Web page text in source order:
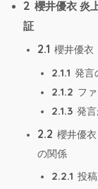
2 櫻井優衣 炎
証
2.1 櫻井優衣
2.1.1 発言
2.1.2 フ
2.1.3 発
2.2 櫻井優
の関係
2.2.1 投